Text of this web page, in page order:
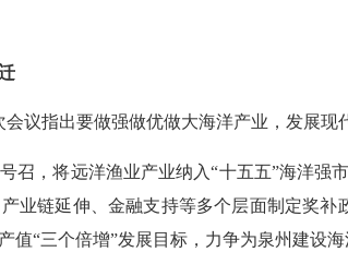
指出要做强做优做大海洋产业，发展现
，将远洋渔业产业纳入“十五五”海洋强
业链延伸、金融支持等多个层面制定奖
“三个倍增”发展目标，力争为泉州建设